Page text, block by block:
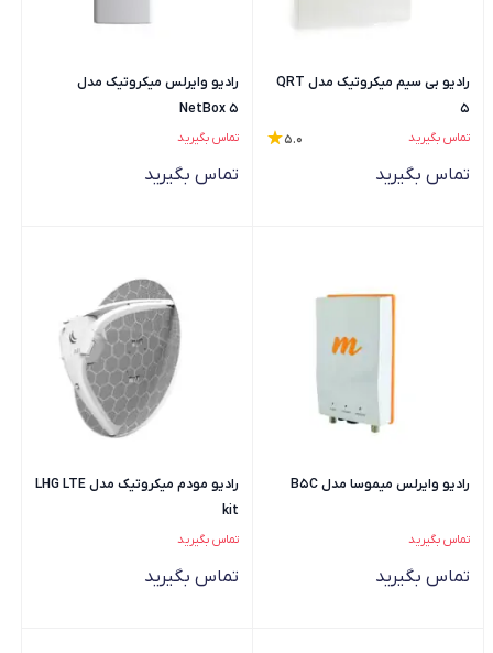
رادیو بی سیم میکروتیک مدل QRT
5
تماس بگیرید 5.0
تماس بگیرید
رادیو وایرلس میکروتیک مدل
NetBox 5
تماس بگیرید
تماس بگیرید
رادیو وایرلس میموسا مدل B5C
تماس بگیرید
تماس بگیرید
رادیو مودم میکروتیک مدل LHG LTE
kit
تماس بگیرید
تماس بگیرید